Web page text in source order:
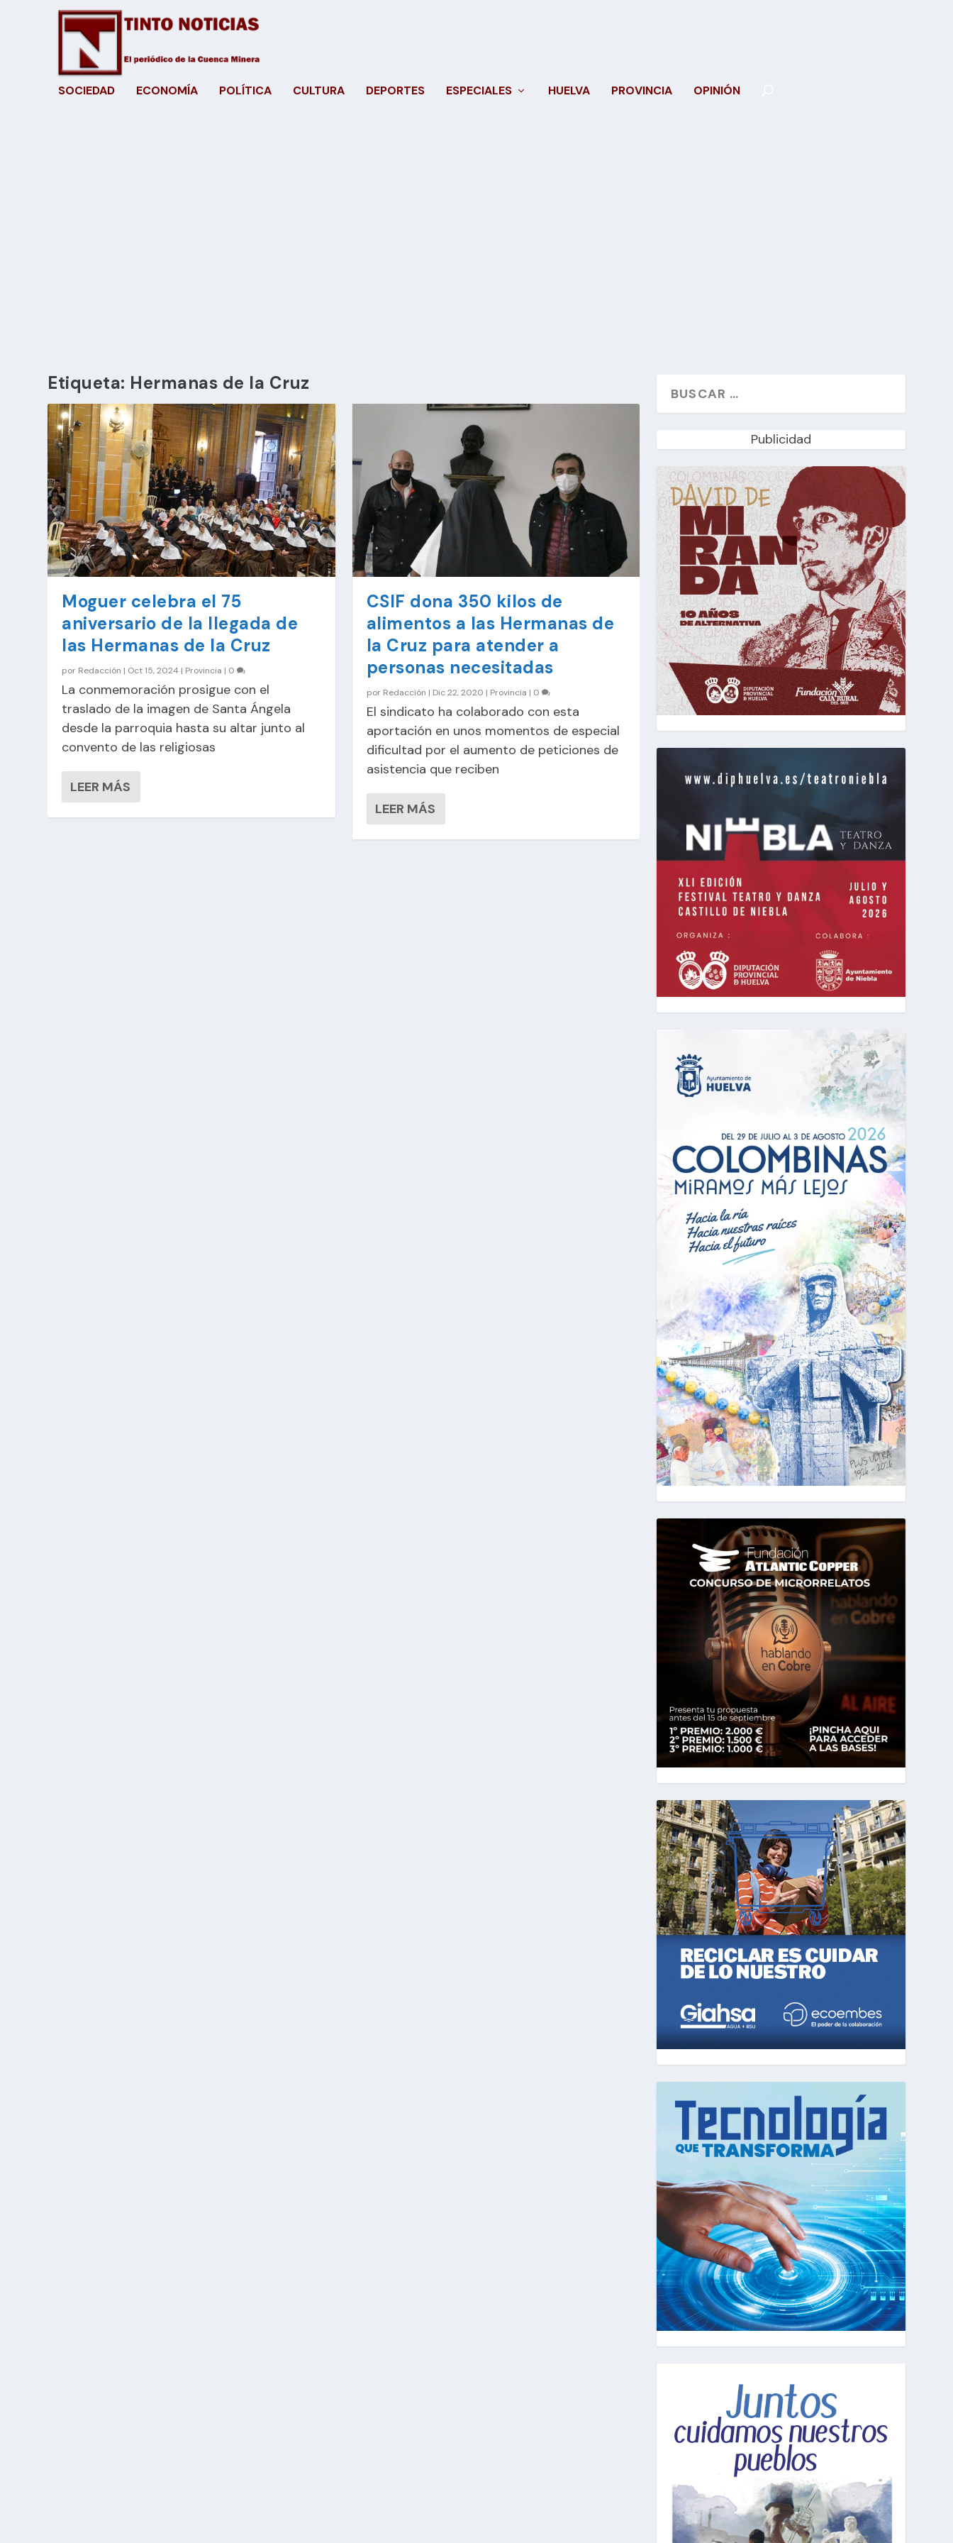
SOCIEDAD ECONOMÍA POLÍTICA CULTURA DEPORTES ESPECIALES HUELVA PROVINCIA OPINIÓN
Etiqueta: Hermanas de la Cruz
Moguer celebra el 75
aniversario de la llegada de
las Hermanas de la Cruz
por Redacción | Oct 15, 2024 | Provincia | 0
La conmemoración prosigue con el
traslado de la imagen de Santa Ángela
desde la parroquia hasta su altar junto al
convento de las religiosas
LEER MÁS
CSIF dona 350 kilos de
alimentos a las Hermanas de
la Cruz para atender a
personas necesitadas
por Redacción | Dic 22, 2020 | Provincia | 0
El sindicato ha colaborado con esta
aportación en unos momentos de especial
dificultad por el aumento de peticiones de
asistencia que reciben
LEER MÁS
Publicidad